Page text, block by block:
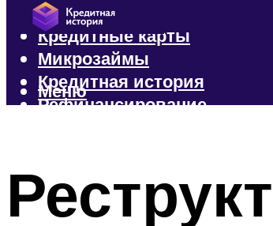
Кредиты
Кредитные карты
Микрозаймы
Кредитная история
Рефинансирование
Меню